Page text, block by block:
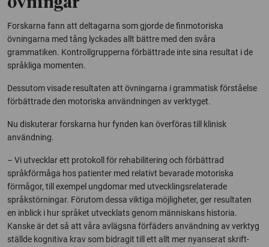
Forskarna fann att deltagarna som gjorde de finmotoriska
övningarna med tång lyckades allt bättre med den svåra
grammatiken. Kontrollgrupperna förbättrade inte sina resultat i de
språkliga momenten.
Dessutom visade resultaten att övningarna i grammatisk förståelse
förbättrade den motoriska användningen av verktyget.
Nu diskuterar forskarna hur fynden kan överföras till klinisk
användning.
– Vi utvecklar ett protokoll för rehabilitering och förbättrad
språkförmåga hos patienter med relativt bevarade motoriska
förmågor, till exempel ungdomar med utvecklingsrelaterade
språkstörningar. Förutom dessa viktiga möjligheter, ger resultaten
en inblick i hur språket utvecklats genom människans historia.
Kanske är det så att våra avlägsna förfäders användning av verktyg
ställde kognitiva krav som bidragit till ett allt mer nyanserat skrift-